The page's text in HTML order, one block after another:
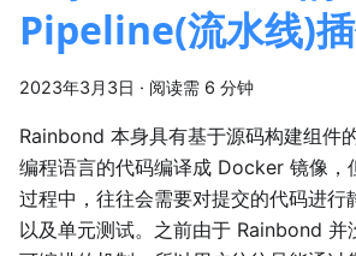
Pipeline(流水线)
2023年3月3日 · 阅读需 6 分钟
Rainbond 本身具有基于源码构建组件
编程语言的代码编译成 Docker 镜像，
过程中，往往会需要对提交的代码进行
以及单元测试。之前由于 Rainbond 并